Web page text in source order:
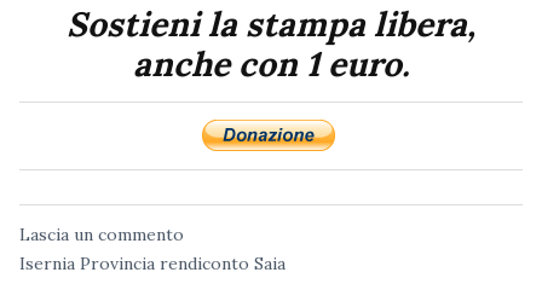
Sostieni la stampa libera,
anche con 1 euro.
Lascia un commento
Isernia Provincia rendiconto Saia